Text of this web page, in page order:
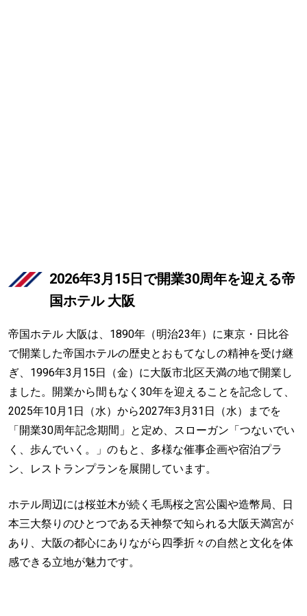
2026年3月15日で開業30周年を迎える帝
国ホテル 大阪
帝国ホテル 大阪は、1890年（明治23年）に東京・日比谷
で開業した帝国ホテルの歴史とおもてなしの精神を受け継
ぎ、1996年3月15日（金）に大阪市北区天満の地で開業し
ました。開業から間もなく30年を迎えることを記念して、
2025年10月1日（水）から2027年3月31日（水）までを
「開業30周年記念期間」と定め、スローガン「つないでい
く、歩んでいく。」のもと、多様な催事企画や宿泊プラ
ン、レストランプランを展開しています。
ホテル周辺には桜並木が続く毛馬桜之宮公園や造幣局、日
本三大祭りのひとつである天神祭で知られる大阪天満宮が
あり、大阪の都心にありながら四季折々の自然と文化を体
感できる立地が魅力です。